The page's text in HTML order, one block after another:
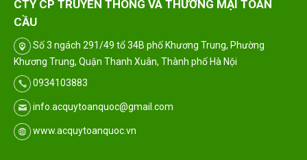
CTY CP TRUYỀN THÔNG VÀ THƯƠNG MẠI TOÀN
CẦU
Số 3 ngách 291/49 tổ 34B phố Khương Trung, Phường
Khương Trung, Quận Thanh Xuân, Thành phố Hà Nội
0934103883
info.acquytoanquoc@gmail.com
www.acquytoanquoc.vn